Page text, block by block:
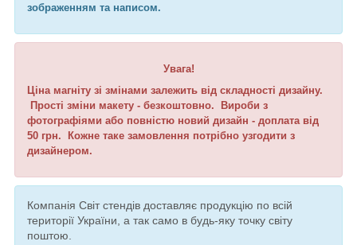
зображенням та написом.
Увага!
Ціна магніту зі змінами залежить від складності дизайну.
Прості зміни макету - безкоштовно. Вироби з
фотографіями або повністю новий дизайн - доплата від
50 грн. Кожне таке замовлення потрібно узгодити з
дизайнером.
Компанія Світ стендів доставляє продукцію по всій
території України, а так само в будь-яку точку світу
поштою.